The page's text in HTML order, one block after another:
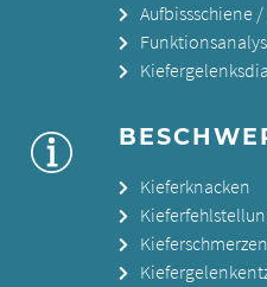
Aufbissschiene
Kieferknacken
Kieferschmerzen